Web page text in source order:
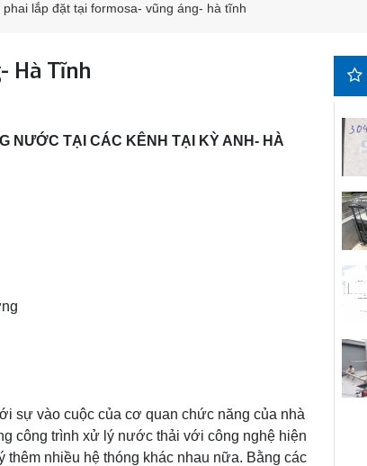
lắp đặt tại formosa- vũng áng- hà tĩnh
Hà Tĩnh
NƯỚC TẠI CÁC KÊNH TẠI KỲ ANH- HÀ
sự vào cuộc của cơ quan chức năng của nhà
công trình xử lý nước thải với công nghệ hiện
nhiều hệ thóng khác nhau nữa. Bằng các